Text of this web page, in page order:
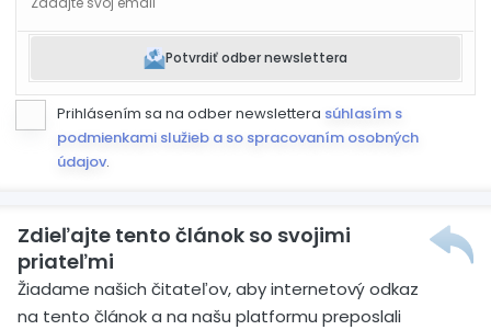
Potvrdiť odber newslettera
Prihlásením sa na odber newslettera súhlasím s
podmienkami služieb a so spracovaním osobných
údajov.
Zdieľajte tento článok so svojimi
priateľmi
Žiadame našich čitateľov, aby internetový odkaz
na tento článok a na našu platformu preposlali